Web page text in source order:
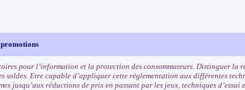
promotions
pour l’information et la protection des consommateurs. Distinguer la
soldes. Etre capable d’appliquer cette réglementation aux différentes
jusqu’aux réductions de prix en passant par les jeux, techniques